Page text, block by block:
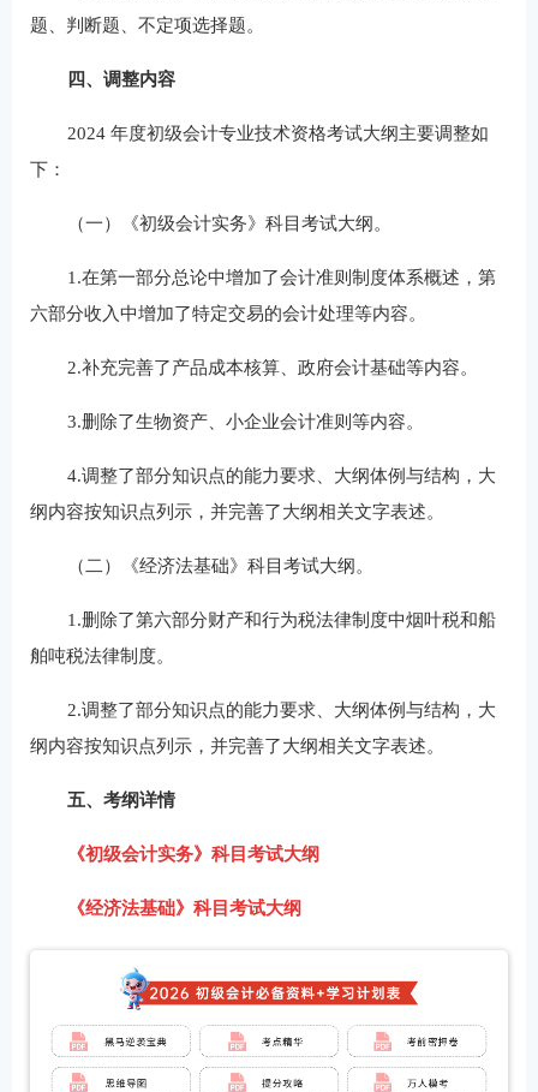
题、判断题、不定项选择题。
四、调整内容
2024 年度初级会计专业技术资格考试大纲主要调整如
下：
（一）《初级会计实务》科目考试大纲。
1.在第一部分总论中增加了会计准则制度体系概述，第
六部分收入中增加了特定交易的会计处理等内容。
2.补充完善了产品成本核算、政府会计基础等内容。
3.删除了生物资产、小企业会计准则等内容。
4.调整了部分知识点的能力要求、大纲体例与结构，大
纲内容按知识点列示，并完善了大纲相关文字表述。
（二）《经济法基础》科目考试大纲。
1.删除了第六部分财产和行为税法律制度中烟叶税和船
舶吨税法律制度。
2.调整了部分知识点的能力要求、大纲体例与结构，大
纲内容按知识点列示，并完善了大纲相关文字表述。
五、考纲详情
《初级会计实务》科目考试大纲
《经济法基础》科目考试大纲